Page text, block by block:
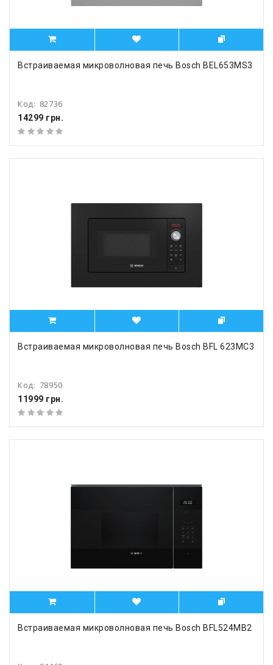
Встраиваемая микроволновая печь Bosch BEL653MS3
Код: 82736
14299 грн.
Встраиваемая микроволновая печь Bosch BFL 623MC3
Код: 78950
11999 грн.
Встраиваемая микроволновая печь Bosch BFL524MB2